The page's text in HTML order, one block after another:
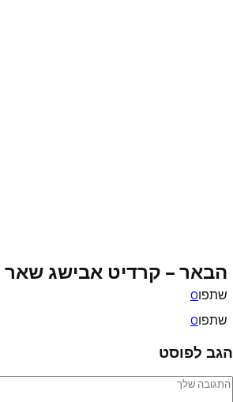
הבאר – קרדיט אבישג שאר
שתפו0
שתפו0
הגב לפוסט